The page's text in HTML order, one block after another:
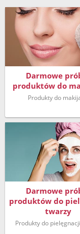
Darmowe
produktów do
Produkty do
Darmowe
produktów do
twarzy
Produkty do